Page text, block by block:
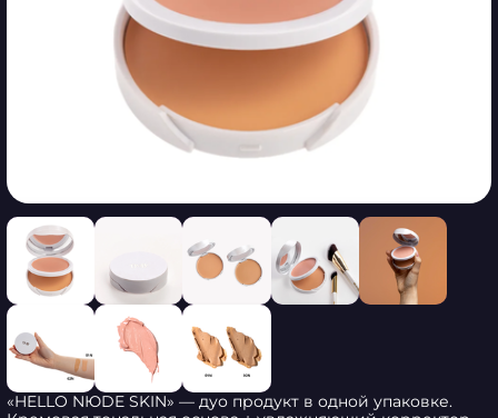
«HELLO NЮDE SKIN» — дуо продукт в одной упаковке.